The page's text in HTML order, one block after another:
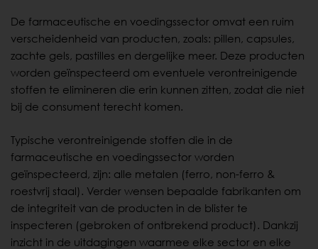
De farmaceutische en voedingssector omvat een ruim
verscheidenheid van producten, zoals: pillen, capsules,
zachte gels, pastilles en dergelijke meer. Deze producten
worden geïnspecteerd om eventuele verontreinigende
stoffen te elimineren die erin kunnen zitten, zodat die niet
bij de consument terecht komen.
Typische verontreinigende stoffen die in de
farmaceutische en voedingssector worden
geïnspecteerd, zijn: alle metalen (ferro, non-ferro &
roestvrij staal). Verder wensen bepaalde fabrikanten om
de integriteit van de producten in de blister te
inspecteren (gebroken of ontbrekend product). Dankzij
inzicht in de uitdagingen waarmee elke sector en elke